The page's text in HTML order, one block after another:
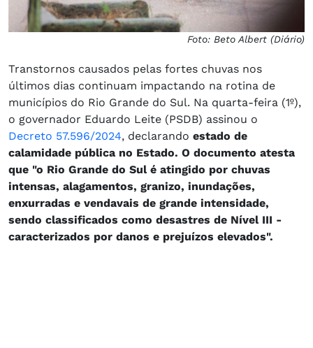
Foto: Beto Albert (Diário)
Transtornos causados pelas fortes chuvas nos
últimos dias continuam impactando na rotina de
municípios do Rio Grande do Sul. Na quarta-feira (1º),
o governador Eduardo Leite (PSDB) assinou o
Decreto 57.596/2024, declarando estado de
calamidade pública no Estado. O documento atesta
que "o Rio Grande do Sul é atingido por chuvas
intensas, alagamentos, granizo, inundações,
enxurradas e vendavais de grande intensidade,
sendo classificados como desastres de Nível III -
caracterizados por danos e prejuízos elevados".